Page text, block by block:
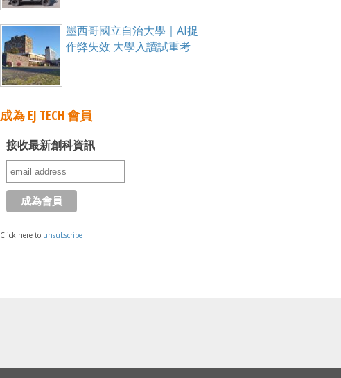
墨西哥國立自治大學｜AI捉
作弊失效 大學入讀試重考
成為 EJ TECH 會員
接收最新創科資訊
Click here to unsubscribe